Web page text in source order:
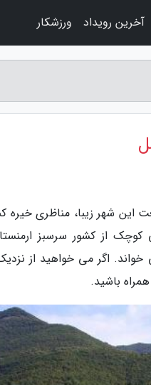
این شهر زیبا، مناظری خیره
کوچک از کشور سرسبز
اگر می خواهید از
باشید.
آخرین رویداد ورزشکار